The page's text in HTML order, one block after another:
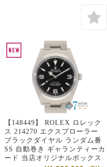
【148449】 ROLEX ロレック
ス 214270 エクスプローラー
ブラックダイヤル ランダム番
SS 自動巻き ギャランティーカ
ード 当店オリジナルボックス